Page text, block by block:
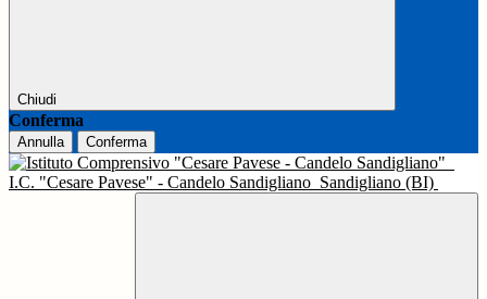
Chiudi
Conferma
Annulla Conferma
I.C. "Cesare Pavese" - Candelo Sandigliano Sandigliano (BI)